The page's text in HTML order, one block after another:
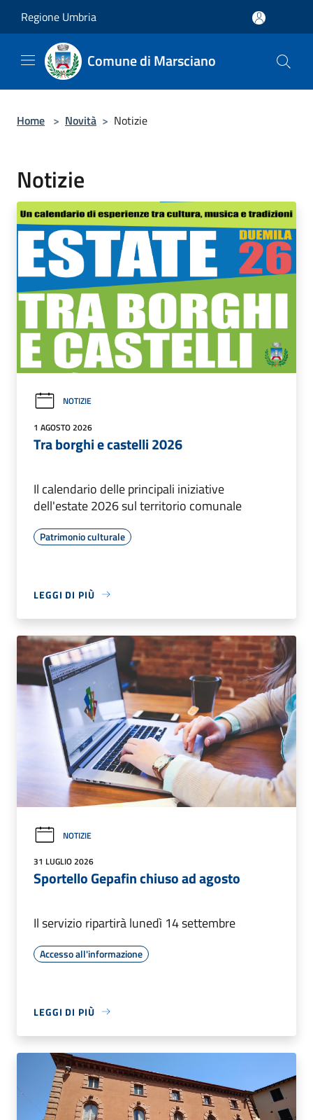
Regione Umbria
Comune di Marsciano
Home > Novità > Notizie
Notizie
NOTIZIE
1 AGOSTO 2026
Tra borghi e castelli 2026
Il calendario delle principali iniziative
dell'estate 2026 sul territorio comunale
Patrimonio culturale
LEGGI DI PIÙ
NOTIZIE
31 LUGLIO 2026
Sportello Gepafin chiuso ad agosto
Il servizio ripartirà lunedì 14 settembre
Accesso all'informazione
LEGGI DI PIÙ